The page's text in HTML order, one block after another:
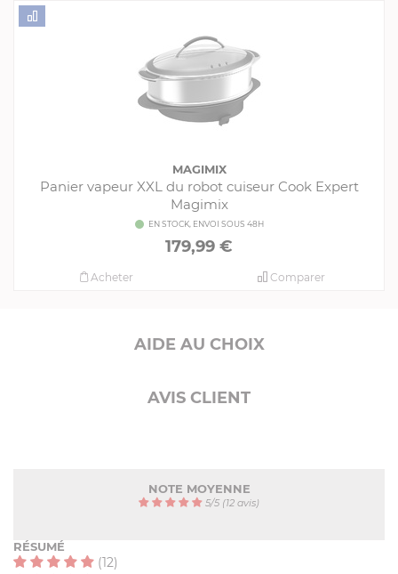
MAGIMIX
Panier vapeur XXL du robot cuiseur Cook Expert
Magimix
EN STOCK, ENVOI SOUS 48H
179,99 €
Comparer
Acheter
AIDE AU CHOIX
AVIS CLIENT
NOTE MOYENNE
5/5 (12 avis)
RÉSUMÉ
(12)